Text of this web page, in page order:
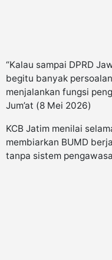
“Kalau sampai DPRD
begitu banyak
menjalankan fungsi
Jum’at (8 Mei 2026)
KCB Jatim menilai
membiarkan BUMD
tanpa sistem